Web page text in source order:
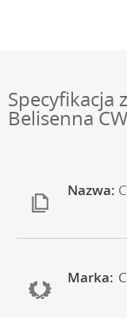
Specyfikacja
Belisenna
Nazwa:
Marka: